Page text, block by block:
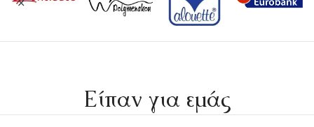
Είπαν για εμάς